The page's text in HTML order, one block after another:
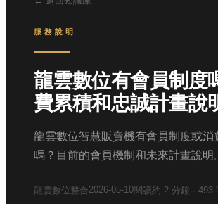
服務說明
龍雲數位有會員制度
費累積和忠誠計畫說
龍雲數位智慧販賣機有會員制度或消
嗎？目前的會員機制和未來計畫說明
龍雲數位整合2026-05-10閱讀約 2 分鐘 · 493